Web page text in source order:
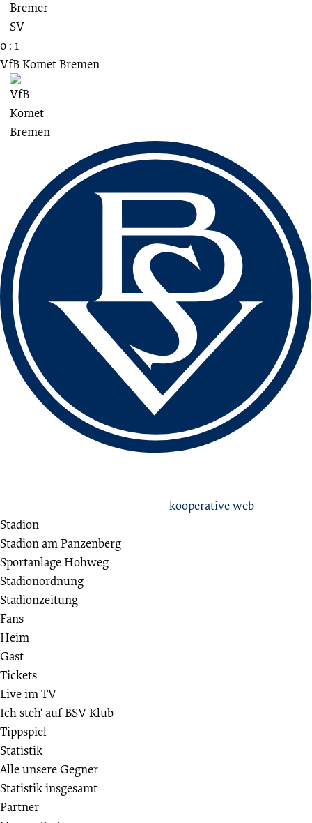
0 : 1
VfB Komet Bremen
kooperative web
Stadion
Stadion am Panzenberg
Sportanlage Hohweg
Stadionordnung
Stadionzeitung
Fans
Heim
Gast
Tickets
Live im TV
Ich steh' auf BSV Klub
Tippspiel
Statistik
Alle unsere Gegner
Statistik insgesamt
Partner